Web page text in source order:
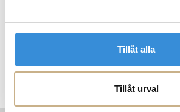
Tillåt alla
Tillåt urval
Bestlite - BL1 Black Brass GUBI